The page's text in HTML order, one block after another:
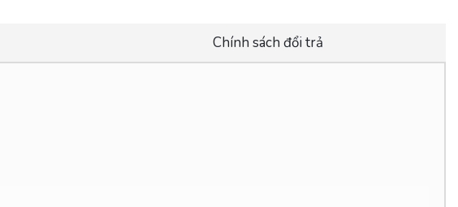
Chính sách đổi trả